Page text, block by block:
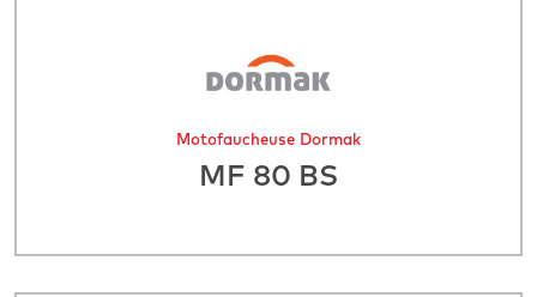
Motofaucheuse Dormak
MF 80 BS